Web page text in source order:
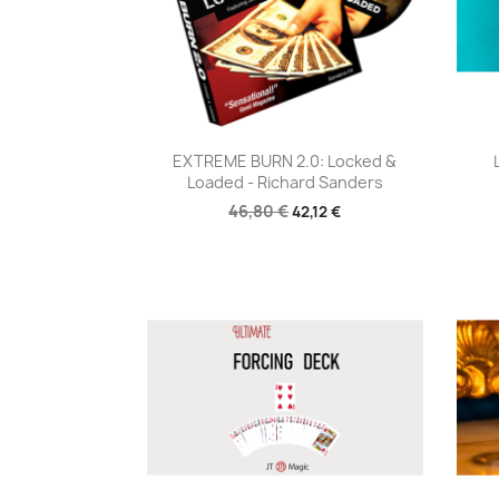
Aperçu rapide
EXTREME BURN 2.0: Locked &
Loaded - Richard Sanders
46,80 €42,12 €